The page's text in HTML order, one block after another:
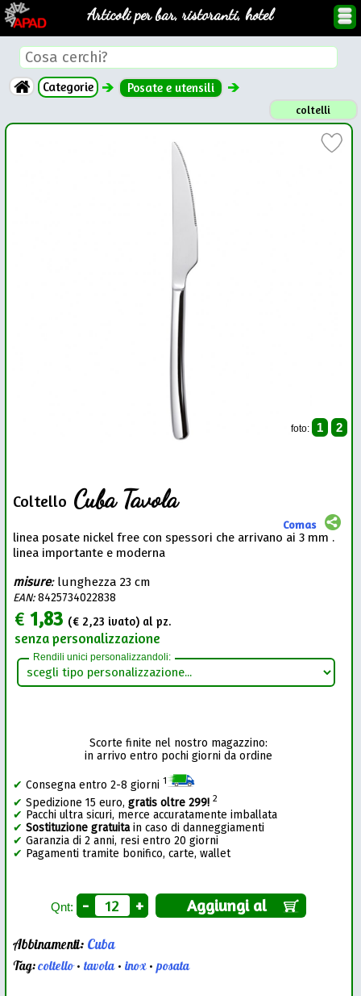
Articoli per bar, ristoranti, hotel
Categorie Posate e utensili
coltelli
foto: 1 2
Coltello Cuba Tavola
Comas
linea posate nickel free con spessori che arrivano ai 3 mm .
linea importante e moderna
misure: lunghezza 23 cm
EAN:8425734022838
€1,83 (€ 2,23 ivato) al pz.
senza personalizzazione
Rendili unici personalizzandoli:
Scorte finite nel nostro magazzino:
in arrivo entro pochi giorni da ordine
✔ Consegna entro 2-8 giorni 1
✔ Spedizione 15 euro,gratis oltre 299! 2
✔ Pacchi ultra sicuri, merce accuratamente imballata
✔ Sostituzione gratuitain caso di danneggiamenti
✔ Garanzia di 2 anni, resi entro 20 giorni
✔ Pagamenti tramite bonifico, carte, wallet
Qnt: - + Aggiungi al
Abbinamenti: Cuba
Tag:coltello•tavola•inox•posata